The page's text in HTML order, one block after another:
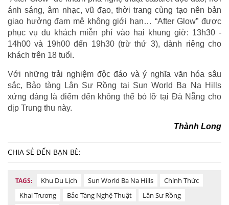
ánh sáng, âm nhạc, vũ đạo, thời trang cùng tạo nên bản
giao hưởng đam mê không giới hạn… “After Glow” được
phục vụ du khách miễn phí vào hai khung giờ: 13h30 -
14h00 và 19h00 đến 19h30 (trừ thứ 3), dành riêng cho
khách trên 18 tuổi.
Với những trải nghiệm độc đáo và ý nghĩa văn hóa sâu
sắc, Bảo tàng Lân Sư Rồng tại Sun World Ba Na Hills
xứng đáng là điểm đến không thể bỏ lỡ tại Đà Nẵng cho
dịp Trung thu này.
Thành Long
CHIA SẺ ĐẾN BẠN BÈ:
TAGS: Khu Du Lịch Sun World Ba Na Hills
Chính Thức
Khai Trương
Bảo Tàng Nghệ Thuật
Lân Sư Rồng